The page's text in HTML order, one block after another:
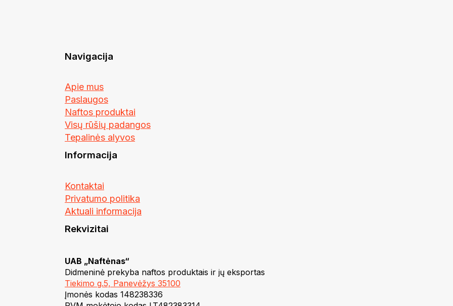
Navigacija
Apie mus
Paslaugos
Naftos produktai
Visų rūšių padangos
Tepalinės alyvos
Informacija
Kontaktai
Privatumo politika
Aktuali informacija
Rekvizitai
UAB „Naftėnas“
Didmeninė prekyba naftos produktais ir jų eksportas
Tiekimo g.5, Panevėžys 35100
Įmonės kodas 148238336